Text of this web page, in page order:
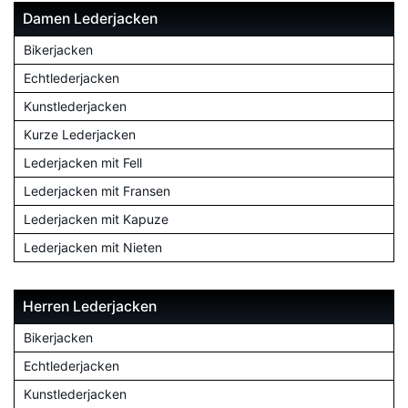
Damen Lederjacken
Bikerjacken
Echtlederjacken
Kunstlederjacken
Kurze Lederjacken
Lederjacken mit Fell
Lederjacken mit Fransen
Lederjacken mit Kapuze
Lederjacken mit Nieten
Herren Lederjacken
Bikerjacken
Echtlederjacken
Kunstlederjacken